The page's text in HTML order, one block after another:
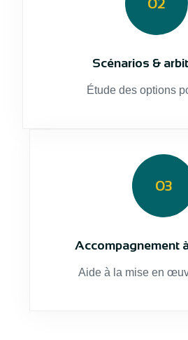
02
Scénarios &
Étude des options
03
Accompagnement
Aide à la mise en